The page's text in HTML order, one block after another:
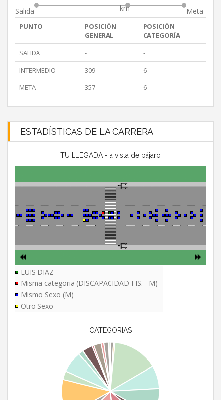
Salida
km
Meta
PUNTO
POSICIÓN
GENERAL
POSICIÓN
CATEGORÍA
SALIDA
-
-
INTERMEDIO
309
6
META
357 6
ESTADÍSTICAS DE LA CARRERA
TU LLEGADA - a vista de pájaro
LUIS DIAZ
Misma categoria (DISCAPACIDAD FIS. - M)
Mismo Sexo (M)
Otro Sexo
CATEGORIAS